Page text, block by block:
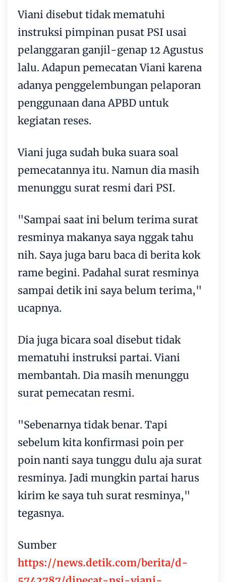
Viani disebut tidak mematuhi
instruksi pimpinan pusat PSI usai
pelanggaran ganjil-genap 12 Agustus
lalu. Adapun pemecatan Viani karena
adanya penggelembungan pelaporan
penggunaan dana APBD untuk
kegiatan reses.
Viani juga sudah buka suara soal
pemecatannya itu. Namun dia masih
menunggu surat resmi dari PSI.
"Sampai saat ini belum terima surat
resminya makanya saya nggak tahu
nih. Saya juga baru baca di berita kok
rame begini. Padahal surat resminya
sampai detik ini saya belum terima,"
ucapnya.
Dia juga bicara soal disebut tidak
mematuhi instruksi partai. Viani
membantah. Dia masih menunggu
surat pemecatan resmi.
"Sebenarnya tidak benar. Tapi
sebelum kita konfirmasi poin per
poin nanti saya tunggu dulu aja surat
resminya. Jadi mungkin partai harus
kirim ke saya tuh surat resminya,"
tegasnya.
Sumber
https://news.detik.com/berita/d-